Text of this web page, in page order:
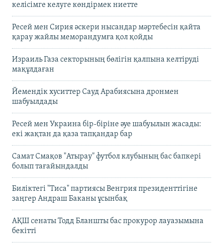
келісімге келуге көндірмек ниетте
Ресей мен Сирия әскери нысандар мәртебесін қайта
қарау жайлы меморандумға қол қойды
Израиль Газа секторының бөлігін қалпына келтіруді
мақұлдаған
Йемендік хуситтер Сауд Арабиясына дронмен
шабуылдады
Ресей мен Украина бір-біріне әуе шабуылын жасады:
екі жақтан да қаза тапқандар бар
Самат Смақов "Атырау" футбол клубының бас бапкері
болып тағайындалды
Биліктегі "Тиса" партиясы Венгрия президенттігіне
заңгер Андраш Баканы ұсынбақ
АҚШ сенаты Тодд Бланшты бас прокурор лауазымына
бекітті